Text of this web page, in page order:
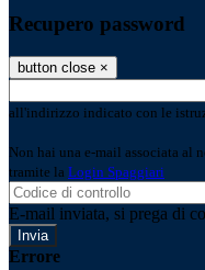
Recupero password
button close ×
all'indirizzo indicato con le
Non hai una e-mail associata al
tramite la Login Spaggiari
E-mail inviata, si prega di
Errore